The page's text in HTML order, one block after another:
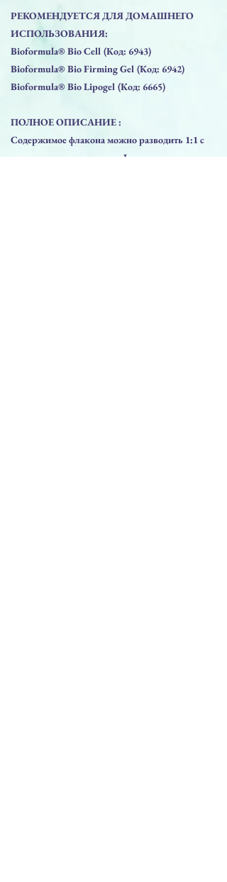
РЕКОМЕНДУЕТСЯ ДЛЯ ДОМАШНЕГО
ИСПОЛЬЗОВАНИЯ:
Bioformula® Bio Cell (Код: 6943)
Bioformula® Bio Firming Gel (Код: 6942)
Bioformula® Bio Lipogel (Код: 6665)
ПОЛНОЕ ОПИСАНИЕ :
Содержимое флакона можно разводить 1:1 с
органическим кремнием, L-карнитином или